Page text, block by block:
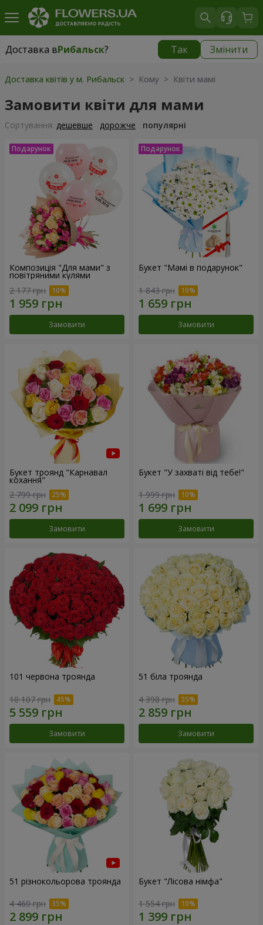
Доставка вРибальск? Так Змінити
Доставка вРибальск|
Доставка квітів у м. Рибальск > Кому > Квіти мамі
Замовити квіти для мами
Сортування: дешевше дорожче популярні
Композиція "Для мами" з
повітряними кулями
2 177 грн
Замовити
Букет "Мамі в подарунок"
1 843 грн
Замовити
Букет троянд "Карнавал
кохання"
2 799 грн
Замовити
Букет "У захваті від тебе!"
1 999 грн
Замовити
101 червона троянда
10 107 грн
Замовити
51 біла троянда
4 398 грн
Замовити
51 різнокольорова троянда
4 460 грн
Букет "Лісова німфа"
1 554 грн